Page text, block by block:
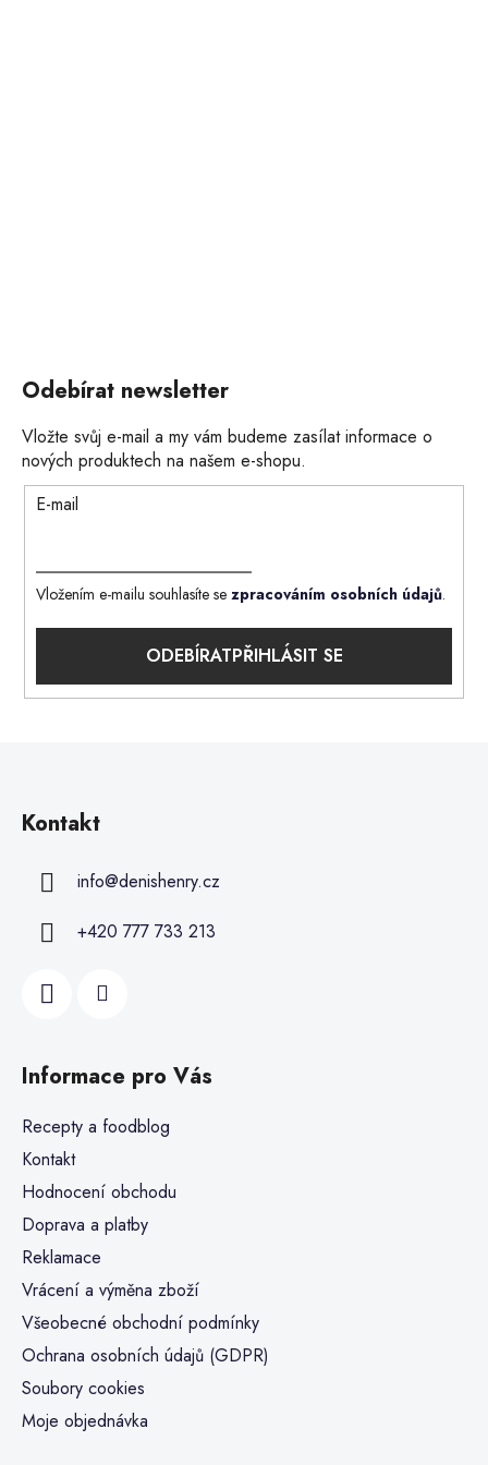
Odebírat newsletter
Vložte svůj e-mail a my vám budeme zasílat informace o
nových produktech na našem e-shopu.
E-mail
Vložením e-mailu souhlasíte se zpracováním osobních údajů.
PŘIHLÁSIT SE
Kontakt
info@denishenry.cz
+420 777 733 213
Informace pro Vás
Recepty a foodblog
Kontakt
Hodnocení obchodu
Doprava a platby
Reklamace
Vrácení a výměna zboží
Všeobecné obchodní podmínky
Ochrana osobních údajů (GDPR)
Soubory cookies
Moje objednávka